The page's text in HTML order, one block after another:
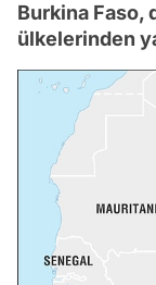
Burkina Faso,
ülkelerinden